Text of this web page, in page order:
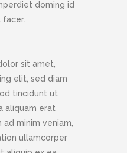
doming id
facer.
sit amet,
elit, sed diam
tincidunt ut
aliquam erat
minim veniam,
ullamcorper